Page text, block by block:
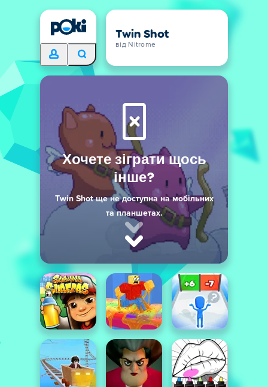
Twin Shot
від Nitrome
Хочете зіграти щось
інше?
Twin Shot ще не доступна на мобільних
та планшетах.